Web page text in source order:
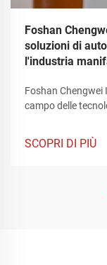
Foshan
soluzioni di
l'industria
Foshan Chengwei
campo delle
portafoglio
ridefiniscono il
rappresentano
SCOPRI DI PIÙ